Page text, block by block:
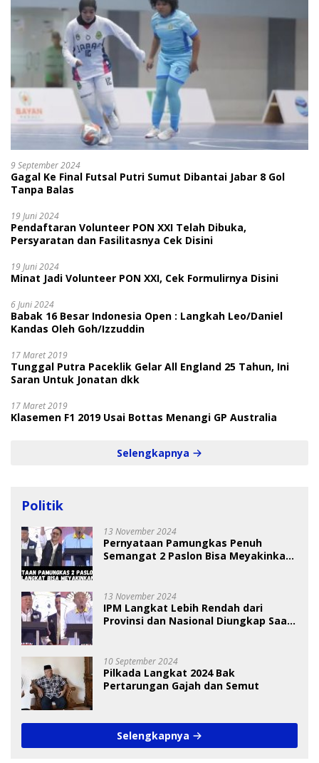
9 September 2024
Gagal Ke Final Futsal Putri Sumut Dibantai Jabar 8 Gol
Tanpa Balas
19 Juni 2024
Pendaftaran Volunteer PON XXI Telah Dibuka,
Persyaratan dan Fasilitasnya Cek Disini
19 Juni 2024
Minat Jadi Volunteer PON XXI, Cek Formulirnya Disini
6 Juni 2024
Babak 16 Besar Indonesia Open : Langkah Leo/Daniel
Kandas Oleh Goh/Izzuddin
17 Maret 2019
Tunggal Putra Paceklik Gelar All England 25 Tahun, Ini
Saran Untuk Jonatan dkk
17 Maret 2019
Klasemen F1 2019 Usai Bottas Menangi GP Australia
Selengkapnya
Politik
13 November 2024
Pernyataan Pamungkas Penuh
Semangat 2 Paslon Bisa Meyakinkan
13 November 2024
IPM Langkat Lebih Rendah dari
Provinsi dan Nasional Diungkap Saat
10 September 2024
Pilkada Langkat 2024 Bak
Pertarungan Gajah dan Semut
Selengkapnya